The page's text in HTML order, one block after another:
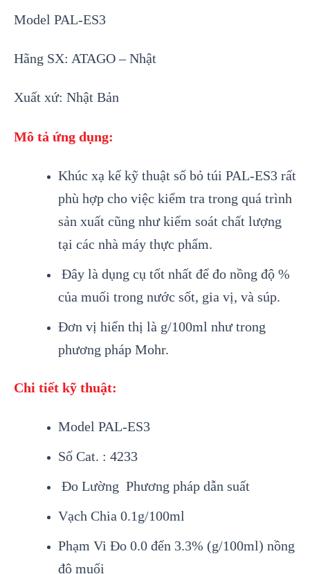
Model PAL-ES3
Hãng SX: ATAGO – Nhật
Xuất xứ: Nhật Bản
Mô tả ứng dụng:
Khúc xạ kế kỹ thuật số bỏ túi PAL-ES3 rất
phù hợp cho việc kiểm tra trong quá trình
sản xuất cũng như kiểm soát chất lượng
tại các nhà máy thực phẩm.
Đây là dụng cụ tốt nhất để đo nồng độ %
của muối trong nước sốt, gia vị, và súp.
Đơn vị hiển thị là g/100ml như trong
phương pháp Mohr.
Chi tiết kỹ thuật:
Model PAL-ES3
Số Cat. : 4233
Đo Lường Phương pháp dẫn suất
Vạch Chia 0.1g/100ml
Phạm Vi Đo 0.0 đến 3.3% (g/100ml) nồng
độ muối